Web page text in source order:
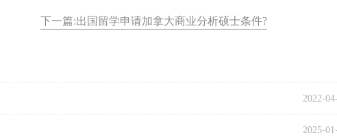
下一篇:出国留学申请加拿大商业分析硕士条件?
2022-
2025-